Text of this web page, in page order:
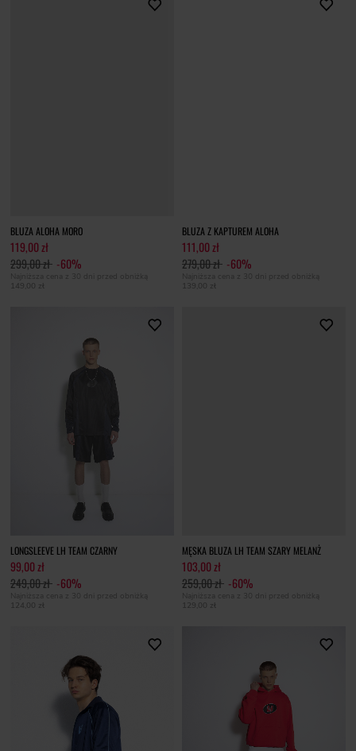
BLUZA ALOHA MORO
119,00 zł
299,00 zł -60%
Najniższa cena z 30 dni przed obniżką
149,00 zł
BLUZA Z KAPTUREM ALOHA
111,00 zł
279,00 zł -60%
Najniższa cena z 30 dni przed obniżką
139,00 zł
LONGSLEEVE LH TEAM CZARNY
99,00 zł
249,00 zł -60%
Najniższa cena z 30 dni przed obniżką
124,00 zł
MĘSKA BLUZA LH TEAM SZARY MELANŻ
103,00 zł
259,00 zł -60%
Najniższa cena z 30 dni przed obniżką
129,00 zł